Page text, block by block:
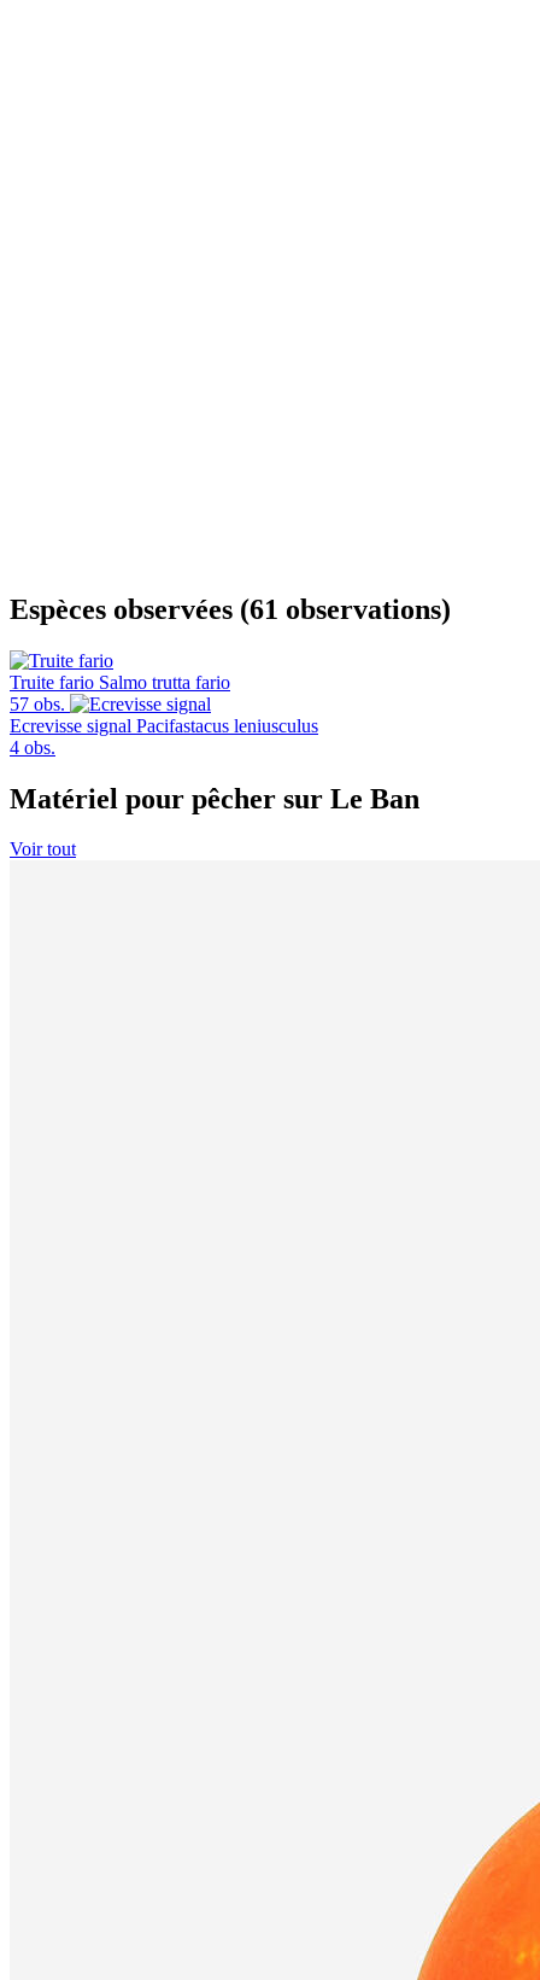
Espèces observées (61 observations)
Truite fario Salmo trutta fario
57 obs.
Ecrevisse signal Pacifastacus leniusculus
4 obs.
Matériel pour pêcher sur Le Ban
Voir tout